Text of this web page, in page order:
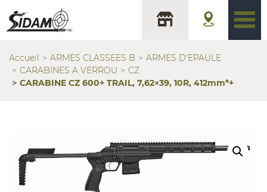
Accueil ARMES CLASSEES B
ARMES D'EPAULE
CARABINES A VERROU
CZ
CARABINE CZ 600+ TRAIL, 7,62×39, 10R, 412mm*+